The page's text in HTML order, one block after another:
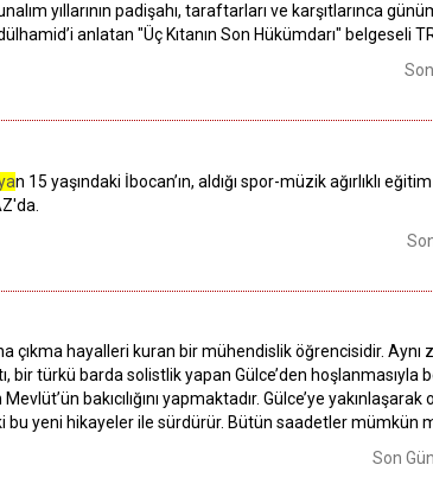
yıllarının padişahı, taraftarları ve karşıtlarınca
anlatan "Üç Kıtanın Son Hükümdarı" belgeseli
n 15 yaşındaki İbocan’ın, aldığı spor-müzik ağırlıklı
çıkma hayalleri kuran bir mühendislik öğrencisidir. Aynı
bir türkü barda solistlik yapan Gülce’den hoşlanmasıyla
bakıcılığını yapmaktadır. Gülce’ye yakınlaşarak
bu yeni hikayeler ile sürdürür. Bütün saadetler mümkün
Son